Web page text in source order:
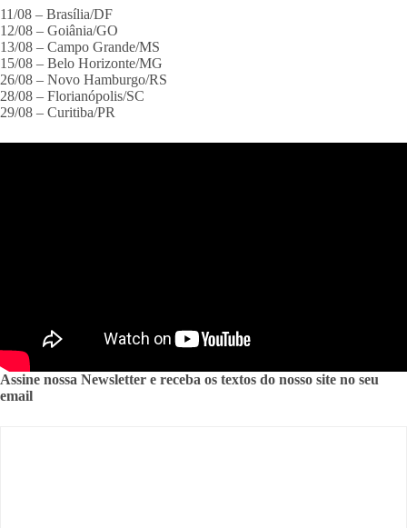
11/08 – Brasília/DF
12/08 – Goiânia/GO
13/08 – Campo Grande/MS
15/08 – Belo Horizonte/MG
26/08 – Novo Hamburgo/RS
28/08 – Florianópolis/SC
29/08 – Curitiba/PR
Assine nossa Newsletter e receba os textos do nosso site no seu
email